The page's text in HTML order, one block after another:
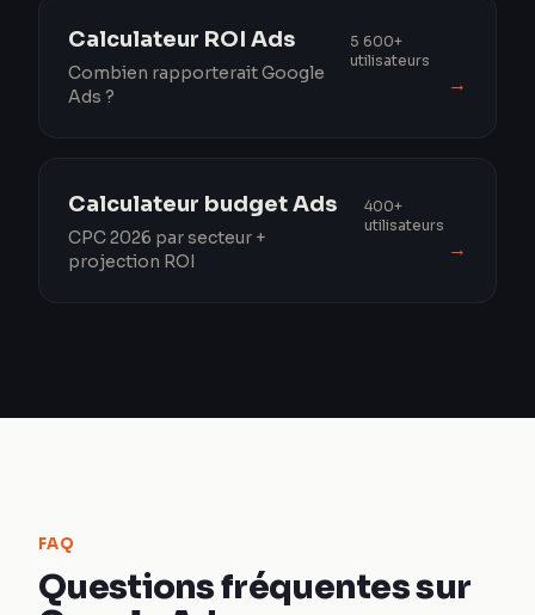
Calculateur ROI Ads
Combien rapporterait Google
Ads ?
5 600+
utilisateurs
→
Calculateur budget Ads
CPC 2026 par secteur +
projection ROI
400+
utilisateurs
→
FAQ
Questions fréquentes sur